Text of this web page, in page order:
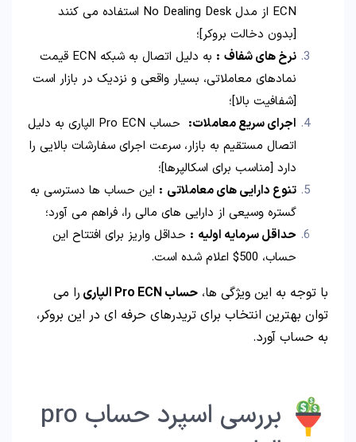
ECN از مدل No Dealing Desk استفاده می ‌کنند
[بدون دخالت بروکر]؛
نرخ‌ های شفاف :
به دلیل اتصال به شبکه ECN قیمت‌
نمادهای معاملاتی، بسیار واقعی و نزدیک در بازار است
[شفافیت بالا]؛
اجرای سریع معاملات:
حساب‌ Pro ECN الپاری به دلیل
اتصال مستقیم به بازار، سرعت اجرای سفارشات بالایی را
دارد [مناسب برای اسکالپرها]؛
تنوع دارایی‌ های معاملاتی : این حساب‌ ها دسترسی به
گستره وسیعی از دارایی‌ های مالی را، فراهم می‌ آورد؛
حداقل سرمایه اولیه : حداقل واریز برای افتتاح این
حساب، 500$ اعلام شده است.
با توجه به این ویژگی‌ ها، حساب الپاری را می
توان بهترین انتخاب برای تریدرهای حرفه ای در این بروکر،
به حساب آورد.
بررسی اسپرد حساب pro